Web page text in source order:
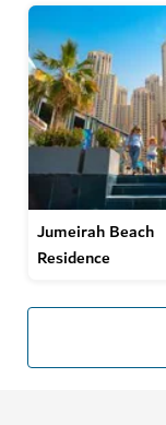
Jumeirah Beach
Residence